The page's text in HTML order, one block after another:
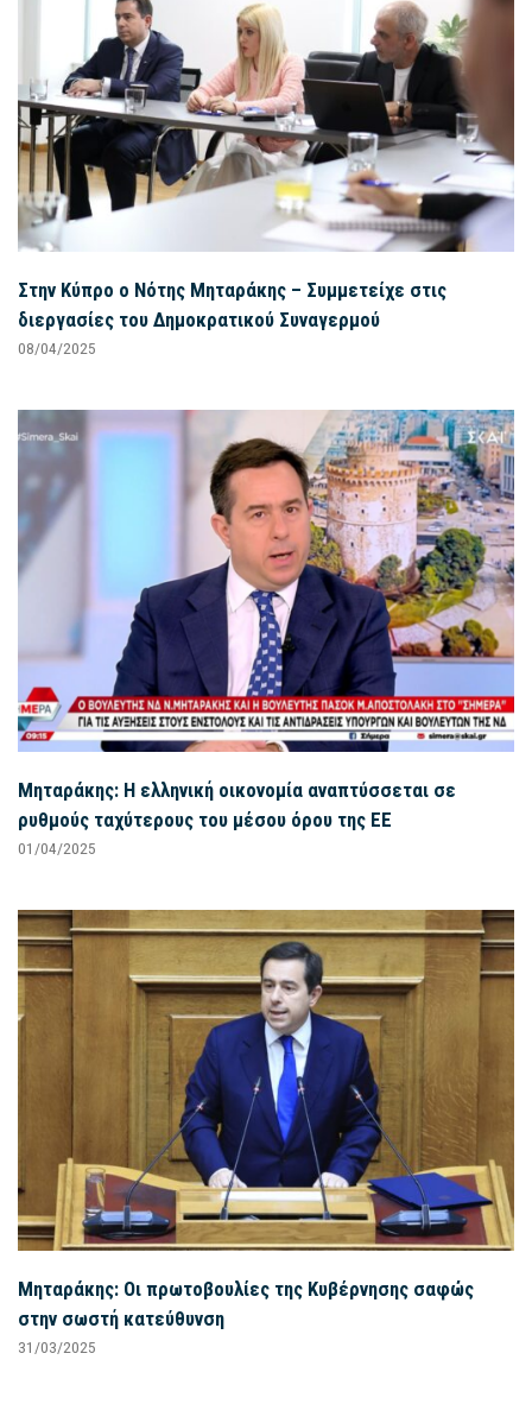
Στην Κύπρο ο Νότης Μηταράκης – Συμμετείχε στις
διεργασίες του Δημοκρατικού Συναγερμού
08/04/2025
Μηταράκης: Η ελληνική οικονομία αναπτύσσεται σε
ρυθμούς ταχύτερους του μέσου όρου της ΕΕ
01/04/2025
Μηταράκης: Οι πρωτοβουλίες της Κυβέρνησης σαφώς
στην σωστή κατεύθυνση
31/03/2025